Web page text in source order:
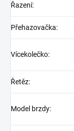
Řazení:
Přehazovačka:
Vícekolečko:
Řetěz:
Model brzdy: